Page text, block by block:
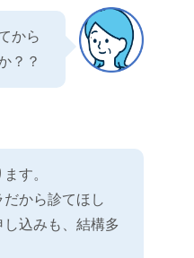
から
？？
す。
だから診てほし
込みも、結構多